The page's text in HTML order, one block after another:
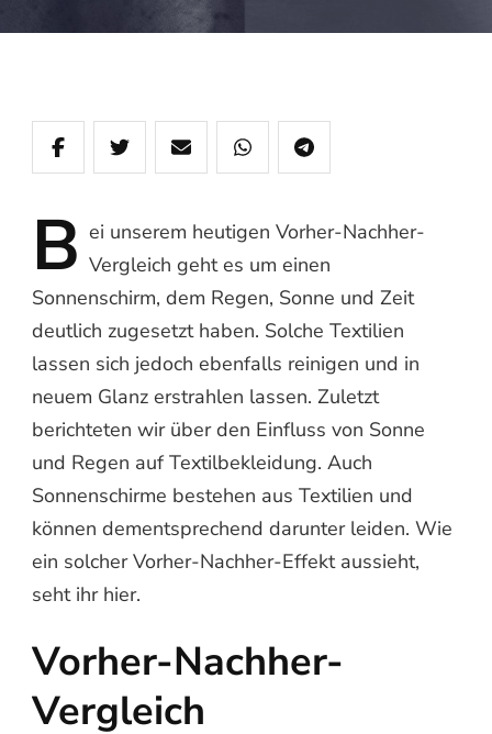
B ei unserem heutigen Vorher-Nachher-
Vergleich geht es um einen
Sonnenschirm, dem Regen, Sonne und Zeit
deutlich zugesetzt haben. Solche Textilien
lassen sich jedoch ebenfalls reinigen und in
neuem Glanz erstrahlen lassen. Zuletzt
berichteten wir über den Einfluss von Sonne
und Regen auf Textilbekleidung. Auch
Sonnenschirme bestehen aus Textilien und
können dementsprechend darunter leiden. Wie
ein solcher Vorher-Nachher-Effekt aussieht,
seht ihr hier.
Vorher-Nachher-
Vergleich